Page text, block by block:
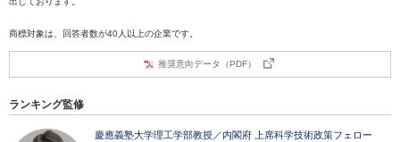
商標対象は、回答者数が40人以上の企業です。
推奨意向データ（PDF）
ランキング監修
慶應義塾大学理工学部教授／内閣府 上席科学技術政策フェロー